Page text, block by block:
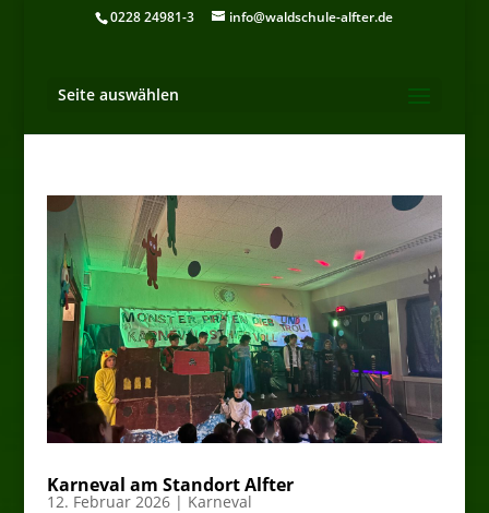
0228 24981-3 info@waldschule-alfter.de
Seite auswählen
Karneval am Standort Alfter
12. Februar 2026| Karneval